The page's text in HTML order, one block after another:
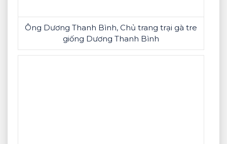
Ông Dương Thanh Bình, Chủ trang trại gà tre
giống Dương Thanh Bình